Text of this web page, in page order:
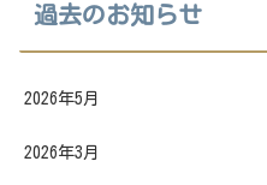
過去のお知らせ
2026年5月
2026年3月